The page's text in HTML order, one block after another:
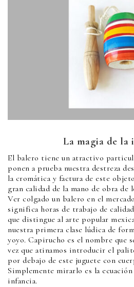
La magia de la
El balero tiene un atractivo
ponen a prueba nuestra destreza
la cromática y factura de este
gran calidad de la mano de obra de
Ver colgado un balero en el
significa horas de trabajo de
que distingue al arte popular
nuestra primera clase lúdica de
yoyo. Capirucho es el nombre que
vez que atinamos introducir el
por debajo de este juguete con
Simplemente mirarlo es la
infancia.